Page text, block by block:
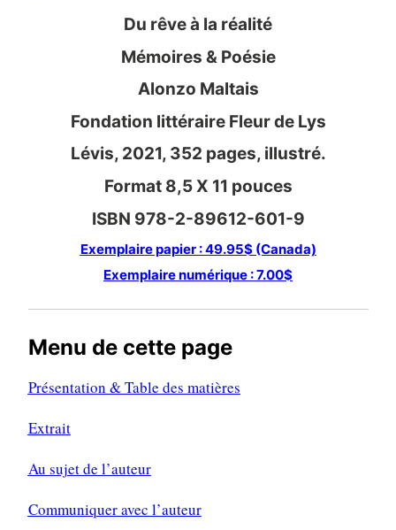
Du rêve à la réalité
Mémoires & Poésie
Alonzo Maltais
Fondation littéraire Fleur de Lys
Lévis, 2021, 352 pages, illustré.
Format 8,5 X 11 pouces
ISBN 978-2-89612-601-9
Exemplaire papier : 49.95$ (Canada)
Exemplaire numérique : 7.00$
Menu de cette page
Présentation & Table des matières
Extrait
Au sujet de l’auteur
Communiquer avec l’auteur